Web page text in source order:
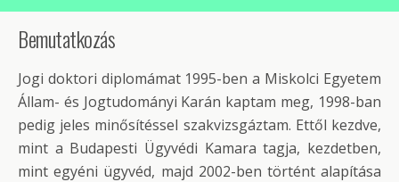
Bemutatkozás
Jogi doktori diplomámat 1995-ben a Miskolci Egyetem
Állam- és Jogtudományi Karán kaptam meg, 1998-ban
pedig jeles minősítéssel szakvizsgáztam. Ettől kezdve,
mint a Budapesti Ügyvédi Kamara tagja, kezdetben,
mint egyéni ügyvéd, majd 2002-ben történt alapítása